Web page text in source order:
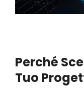
Perché
Tuo